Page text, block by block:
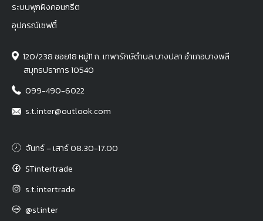
ระบบพุกฝังคอนกรีต
อุปกรณ์เซฟตี้
120/238 ซอย18 หมู่11 ถ. เทพารักษ์ตำบล บางปลา อำเภอบางพลี
สมุทรปราการ 10540
099-490-6022
s.t.inter@outlook.com
จันทร์ – เสาร์ 08.30-17.00
STintertrade
s.t.intertrade
@stinter